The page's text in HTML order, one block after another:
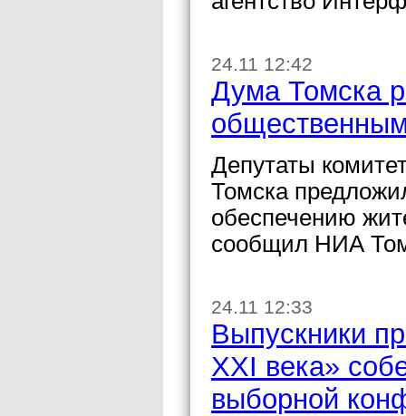
24.11 12:42
Дума Томска
Депутаты
Томска
обеспечению
сообщил НИА
24.11 12:33
Выпускники
XXI века»
выборной